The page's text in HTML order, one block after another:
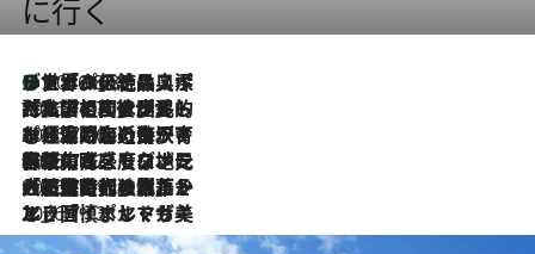
に行く
2026.8.8
リスボンの絶品スイーツ「パステル・デ・ナタ」とは？ポルトガル伝統の奥深い世界へ
2026.7.27
「私の祖国はポルトガル語です」国民的詩人フェルナンド・ペソアと、彼が愛した文学の街を歩く
2026.7.26
ポルトガル近海が育む極上の海の幸。キリリと冷えた白ワインと愉しむ、シーフード専門店の贅沢
2026.7.22
伝統の味をモダンに昇華。高感度な地元客が集う、リスボンの最旬ガストロノミー
2026.7.21
大航海時代の栄華から、震災、独裁、そして革命へ。ポルトガル・首都リスボンの石畳に刻まれた「歴史の光と影」
2026.7.13
エッセイ・ヤマザキマリ「慎ましくも美しき国 ポルトガル」